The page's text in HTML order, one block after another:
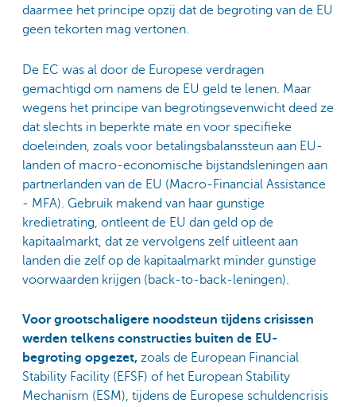
daarmee het principe opzij dat de begroting van de EU
geen tekorten mag vertonen.
De EC was al door de Europese verdragen
gemachtigd om namens de EU geld te lenen. Maar
wegens het principe van begrotingsevenwicht deed ze
dat slechts in beperkte mate en voor specifieke
doeleinden, zoals voor betalingsbalanssteun aan EU-
landen of macro-economische bijstandsleningen aan
partnerlanden van de EU (Macro-Financial Assistance
- MFA). Gebruik makend van haar gunstige
kredietrating, ontleent de EU dan geld op de
kapitaalmarkt, dat ze vervolgens zelf uitleent aan
landen die zelf op de kapitaalmarkt minder gunstige
voorwaarden krijgen (back-to-back-leningen).
Voor grootschaligere noodsteun tijdens crisissen
werden telkens constructies buiten de EU-
begroting opgezet, zoals de European Financial
Stability Facility (EFSF) of het European Stability
Mechanism (ESM), tijdens de Europese schuldencrisis